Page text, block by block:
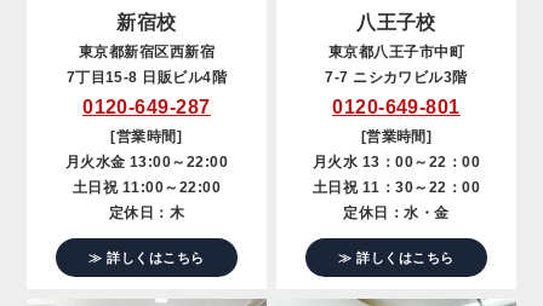
新宿校
東京都新宿区西新宿
7丁目15-8 日販ビル4階
0120-649-287
[営業時間]
月火水金 13:00～22:00
土日祝 11:00～22:00
定休日：木
≫ 詳しくはこちら
八王子校
東京都八王子市中町
7-7 ニシカワビル3階
0120-649-801
[営業時間]
月火水 13：00～22：00
土日祝 11：30～22：00
定休日：水・金
≫ 詳しくはこちら